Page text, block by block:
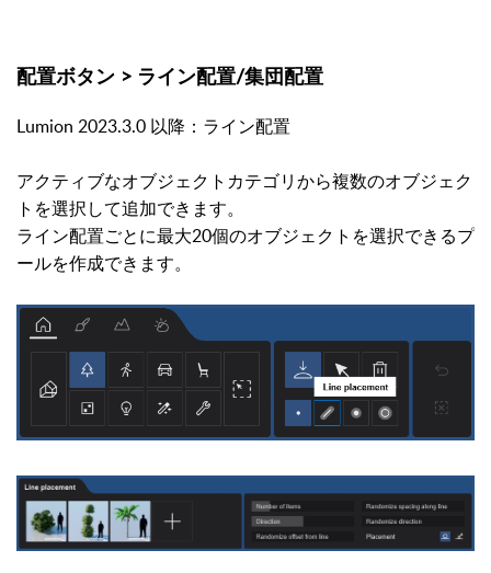
配置ボタン > ライン配置/集団配置
Lumion 2023.3.0 以降：ライン配置
アクティブなオブジェクトカテゴリから複数のオブジェク
トを選択して追加できます。
ライン配置ごとに最大20個のオブジェクトを選択できるプ
ールを作成できます。